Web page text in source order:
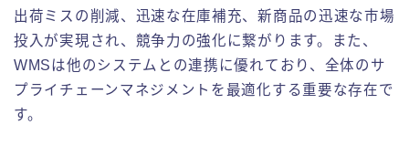
出荷ミスの削減、迅速な在庫補充、新商品の迅速な市場
投入が実現され、競争力の強化に繋がります。また、
WMSは他のシステムとの連携に優れており、全体のサ
プライチェーンマネジメントを最適化する重要な存在で
す。